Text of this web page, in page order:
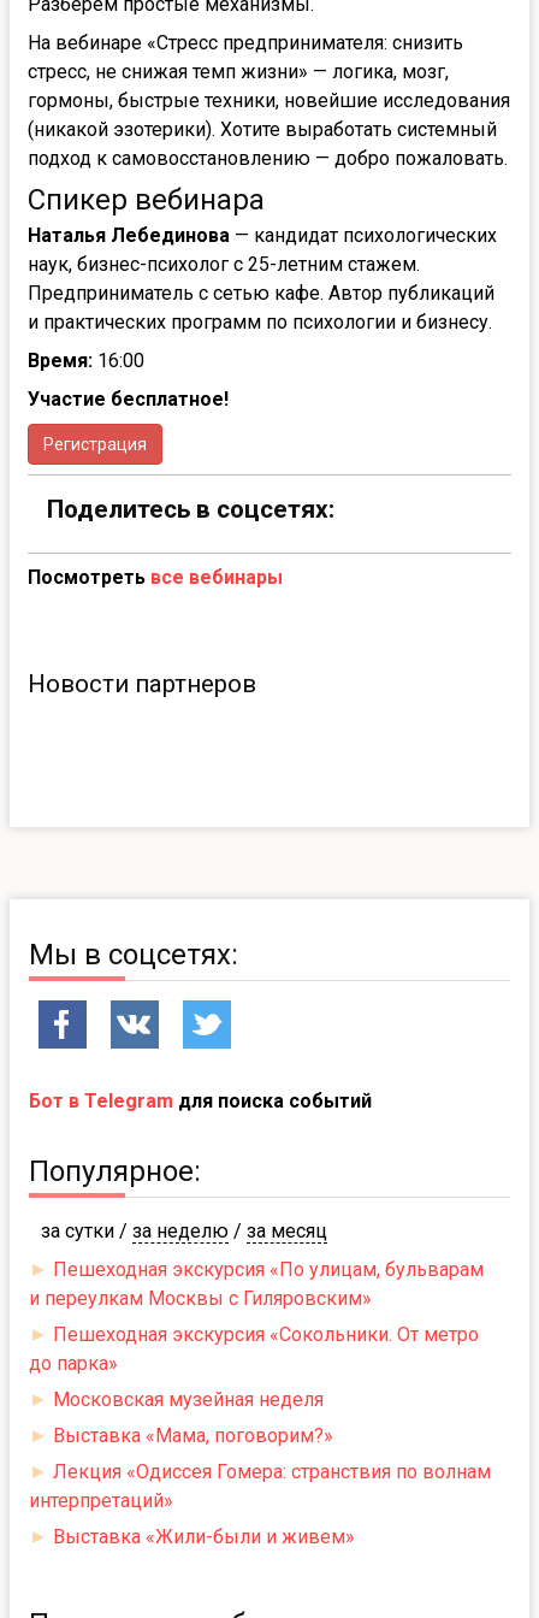
На вебинаре «Стресс предпринимателя: снизить
стресс, не снижая темп жизни» — логика, мозг,
гормоны, быстрые техники, новейшие исследования
(никакой эзотерики). Хотите выработать системный
подход к самовосстановлению — добро пожаловать.
Спикер вебинара
Наталья Лебединова — кандидат психологических
наук, бизнес-психолог с 25-летним стажем.
Предприниматель с сетью кафе. Автор публикаций
и практических программ по психологии и бизнесу.
Время: 16:00
Участие бесплатное!
Регистрация
Поделитесь в соцсетях:
Посмотреть все вебинары
Новости партнеров
Мы в соцсетях:
Бот в Telegram для поиска событий
Популярное:
за сутки / за неделю / за месяц
► Пешеходная экскурсия «По улицам, бульварам
и переулкам Москвы с Гиляровским»
► Пешеходная экскурсия «Сокольники. От метро
до парка»
► Московская музейная неделя
► Выставка «Мама, поговорим?»
► Лекция «Одиссея Гомера: странствия по волнам
интерпретаций»
► Выставка «Жили-были и живем»